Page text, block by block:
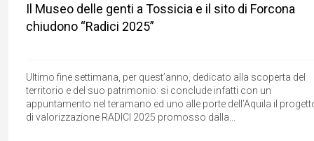
Il Museo delle genti a Tossicia e il sito di Forcona
chiudono “Radici 2025”
Ultimo fine settimana, per quest’anno, dedicato alla scoperta del
territorio e del suo patrimonio: si conclude infatti con un
appuntamento nel teramano ed uno alle porte dell’Aquila il
di valorizzazione RADICI 2025 promosso dalla...